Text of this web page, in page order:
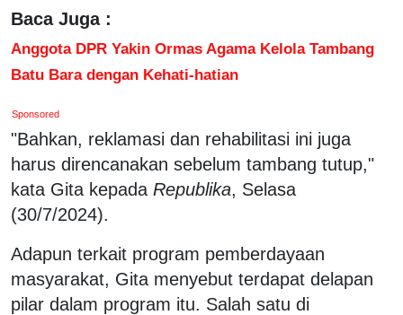
Baca Juga :
Anggota DPR Yakin Ormas Agama Kelola Tambang
Batu Bara dengan Kehati-hatian
Sponsored
"Bahkan, reklamasi dan rehabilitasi ini juga
harus direncanakan sebelum tambang tutup,"
kata Gita kepada Republika, Selasa
(30/7/2024).
Adapun terkait program pemberdayaan
masyarakat, Gita menyebut terdapat delapan
pilar dalam program itu. Salah satu di